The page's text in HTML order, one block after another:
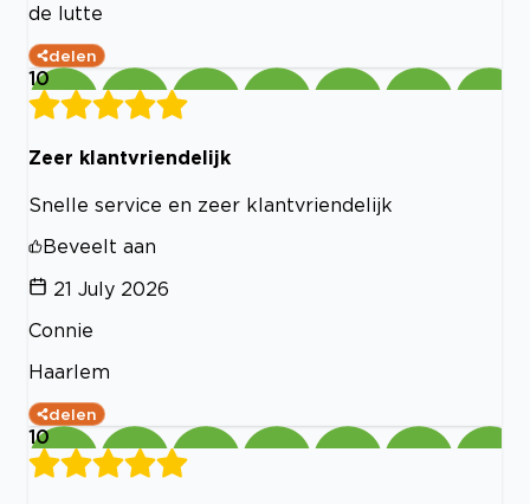
de lutte
delen
10
Zeer klantvriendelijk
Snelle service en zeer klantvriendelijk
Beveelt aan
21 July 2026
Connie
Haarlem
delen
10